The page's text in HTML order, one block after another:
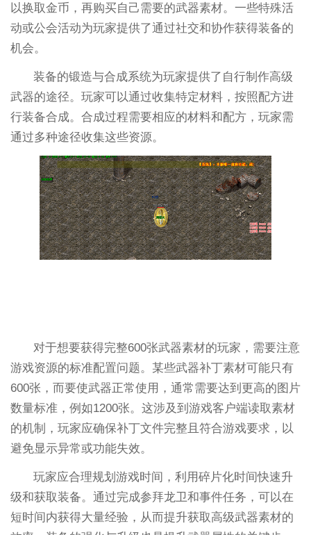
以换取金币，再购买自己需要的武器素材。一些特殊活
动或公会活动为玩家提供了通过社交和协作获得装备的
机会。
装备的锻造与合成系统为玩家提供了自行制作高级
武器的途径。玩家可以通过收集特定材料，按照配方进
行装备合成。合成过程需要相应的材料和配方，玩家需
通过多种途径收集这些资源。
对于想要获得完整600张武器素材的玩家，需要注意
游戏资源的标准配置问题。某些武器补丁素材可能只有
600张，而要使武器正常使用，通常需要达到更高的图片
数量标准，例如1200张。这涉及到游戏客户端读取素材
的机制，玩家应确保补丁文件完整且符合游戏要求，以
避免显示异常或功能失效。
玩家应合理规划游戏时间，利用碎片化时间快速升
级和获取装备。通过完成参拜龙卫和事件任务，可以在
短时间内获得大量经验，从而提升获取高级武器素材的